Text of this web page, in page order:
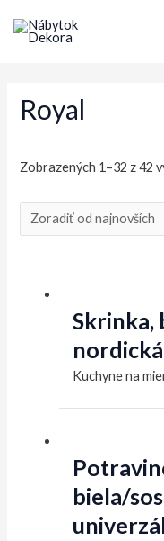
Royal
Zobrazených 1–32 z 42
Skrinka,
Kuchyne na
biela/